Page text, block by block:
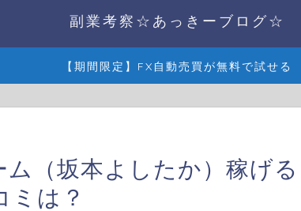
副業考察☆あっきーブログ☆
【期間限定】FX自動売買が無料で試せる
（坂本よしたか）稼げる
ミは？